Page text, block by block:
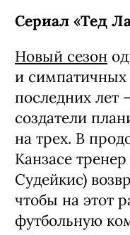
Сериал «Тед
Новый сезон
и
последних лет
создатели
на трех. В
Канзасе
Судейкис)
чтобы на этот
футбольную